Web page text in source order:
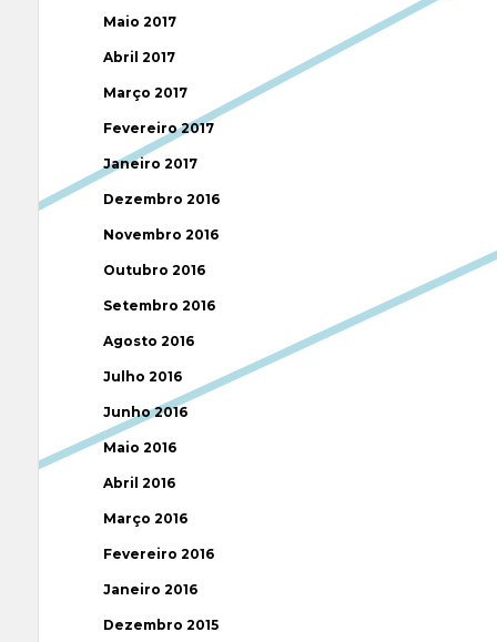
Maio 2017
Abril 2017
Março 2017
Fevereiro 2017
Janeiro 2017
Dezembro 2016
Novembro 2016
Outubro 2016
Setembro 2016
Agosto 2016
Julho 2016
Junho 2016
Maio 2016
Abril 2016
Março 2016
Fevereiro 2016
Janeiro 2016
Dezembro 2015